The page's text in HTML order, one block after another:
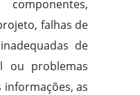
falhas de
de
ou problemas
informações, as